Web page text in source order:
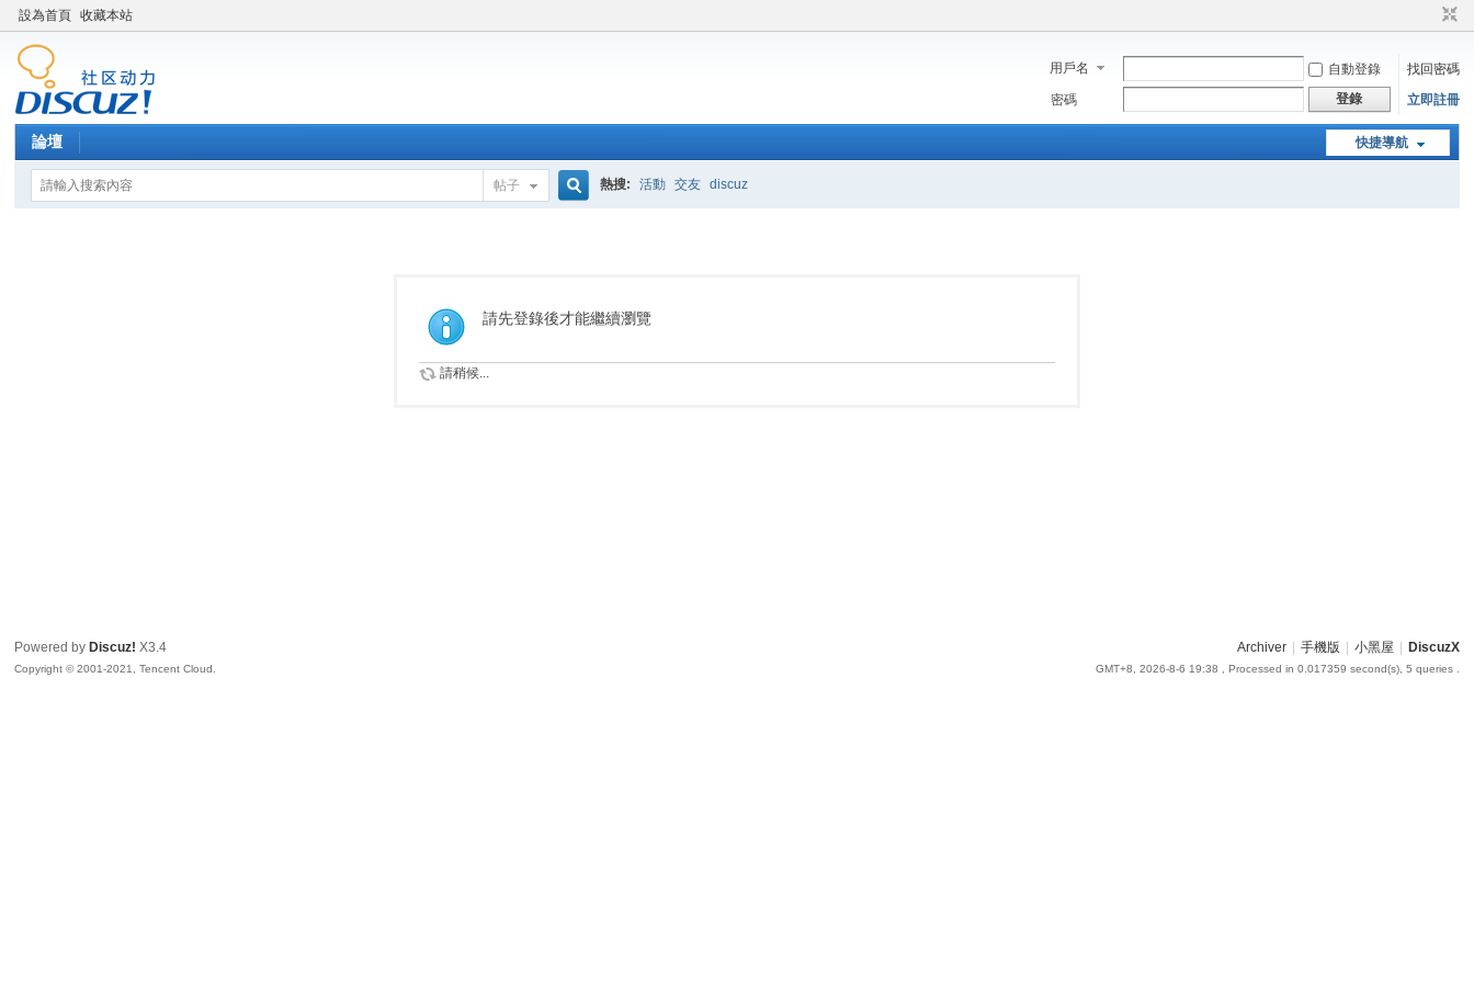
設為首頁 收藏本站
用戶名 自動登錄
找回密碼
密碼
登錄 立即註冊
快捷導航
論壇
帖子
索
熱搜: 活動 交友 discuz
請先登錄後才能繼續瀏覽
請稍候...
Archiver 手機版 小黑屋 DiscuzX
GMT+8, 2026-8-6 19:38 , Processed in 0.017359 second(s), 5 queries .
Powered by Discuz! X3.4
Copyright © 2001-2021, Tencent Cloud.